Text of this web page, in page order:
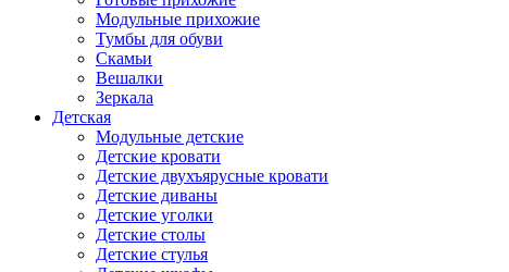
Модульные прихожие
Тумбы для обуви
Скамьи
Вешалки
Зеркала
Детская
Модульные детские
Детские кровати
Детские двухъярусные кровати
Детские диваны
Детские уголки
Детские столы
Детские стулья